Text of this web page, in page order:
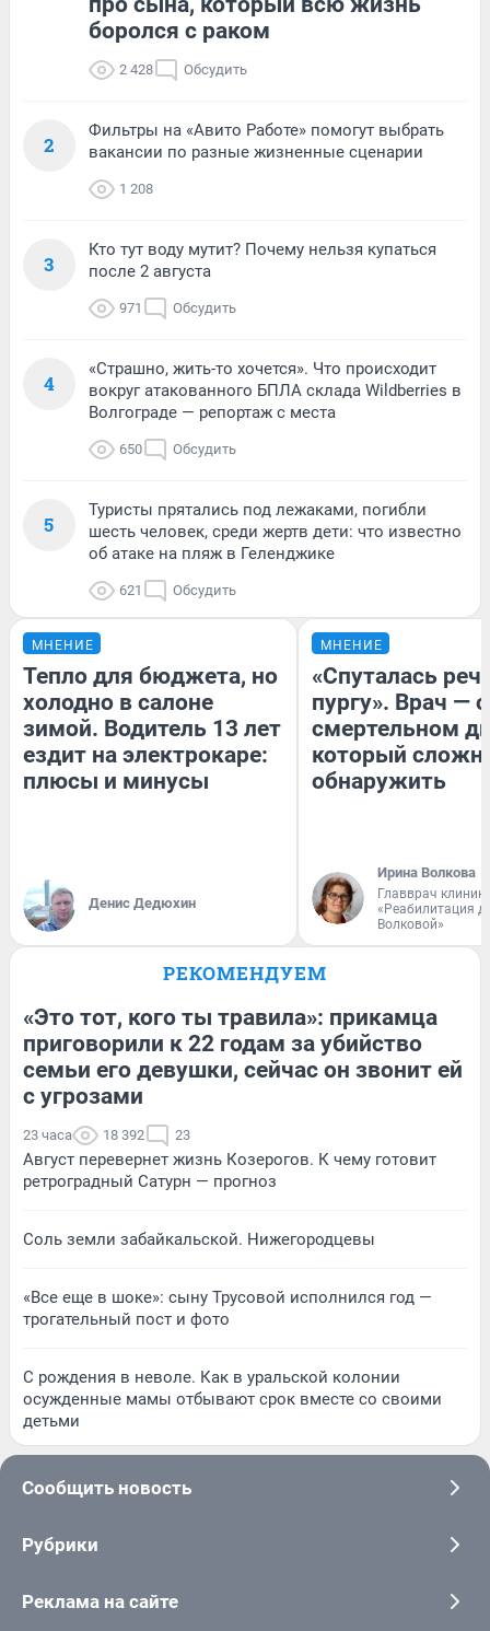
боролся с раком
2 428 Обсудить
2
Фильтры на «Авито Работе» помогут выбрать
вакансии по разные жизненные сценарии
1 208
3
Кто тут воду мутит? Почему нельзя купаться
после 2 августа
971 Обсудить
4
«Страшно, жить-то хочется». Что происходит
вокруг атакованного БПЛА склада Wildberries в
Волгограде — репортаж с места
650 Обсудить
5
Туристы прятались под лежаками, погибли
шесть человек, среди жертв дети: что известно
об атаке на пляж в Геленджике
621 Обсудить
МНЕНИЕ
Тепло для бюджета, но
холодно в салоне
зимой. Водитель 13 лет
ездит на электрокаре:
плюсы и минусы
Денис Дедюхин
МНЕНИЕ
«Спуталась
пургу». Врач — о
смертельном
который
обнаружить
Ирина Волкова
Главврач
«Реабилитация
Волковой»
РЕКОМЕНДУЕМ
«Это тот, кого ты травила»: прикамца
приговорили к 22 годам за убийство
семьи его девушки, сейчас он звонит ей
с угрозами
23 часа 18 392 23
Август перевернет жизнь Козерогов. К чему готовит
ретроградный Сатурн — прогноз
Соль земли забайкальской. Нижегородцевы
«Все еще в шоке»: сыну Трусовой исполнился год —
трогательный пост и фото
С рождения в неволе. Как в уральской колонии
осужденные мамы отбывают срок вместе со своими
детьми
Сообщить новость
Рубрики
Реклама на сайте